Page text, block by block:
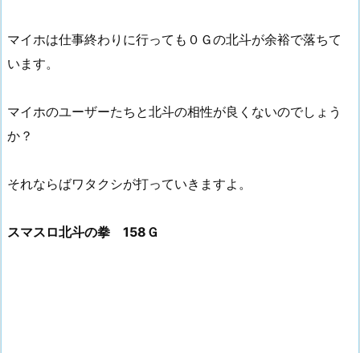
マイホは仕事終わりに行っても０Ｇの北斗が余裕で落ちて
います。
マイホのユーザーたちと北斗の相性が良くないのでしょう
か？
それならばワタクシが打っていきますよ。
スマスロ北斗の拳 158Ｇ